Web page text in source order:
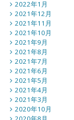
2022年1月
2021年12月
2021年11月
2021年10月
2021年9月
2021年8月
2021年7月
2021年6月
2021年5月
2021年4月
2021年3月
2020年10月